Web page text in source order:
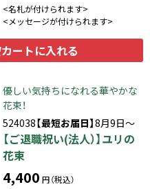
<名札が付けられます>
<メッセージが付けられます>
カートに入れる
優しい気持ちになれる華やかな
花束！
524038【最短お届日】8月9日～
【ご退職祝い(法人）】ユリの
花束
4,400 円（税込）